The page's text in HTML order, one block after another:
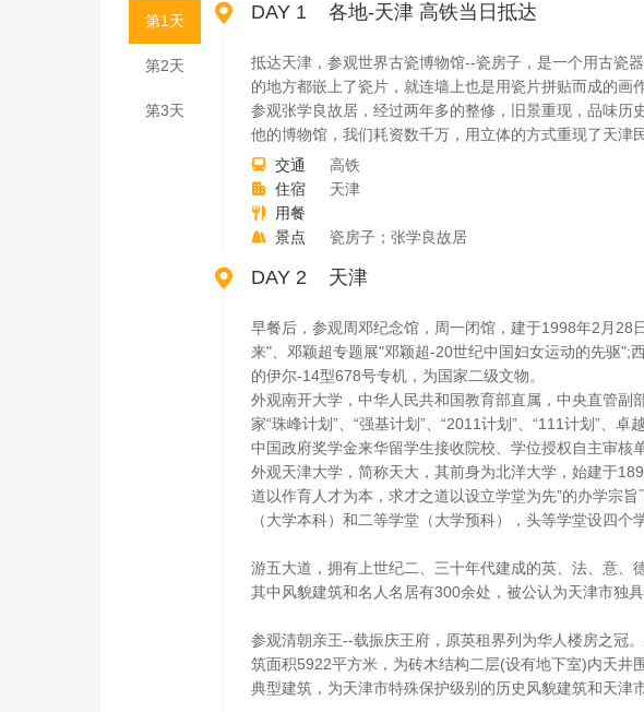
第1天
第2天
第3天
 DAY 1 各地-天津 高铁当日抵达
抵达天津，参观世界古瓷博物馆--瓷房子，是一个用古瓷
的地方都嵌上了瓷片，就连墙上也是用瓷片拼贴而成的画作
参观张学良故居，经过两年多的整修，旧景重现，品味
他的博物馆，我们耗资数千万，用立体的方式重现了天津
 交通 高铁
 住宿 天津
 用餐
 景点 瓷房子；张学良故居
 DAY 2 天津
早餐后，参观周邓纪念馆，周一闭馆，建于1998年2月28
来"、邓颖超专题展"邓颖超-20世纪中国妇女运动的先驱";
的伊尔-14型678号专机，为国家二级文物。
外观南开大学，中华人民共和国教育部直属，中央直管副
家“珠峰计划”、“强基计划”、“2011计划”、“111计划”、
中国政府奖学金来华留学生接收院校、学位授权自主审核
外观天津大学，简称天大，其前身为北洋大学，始建于
道以作育人才为本，求才之道以设立学堂为先”的办学宗
（大学本科）和二等学堂（大学预科），头等学堂设四个
游五大道，拥有上世纪二、三十年代建成的英、法、意、
其中风貌建筑和名人名居有300余处，被公认为天津市独
参观清朝亲王--载振庆王府，原英租界列为华人楼房之冠
筑面积5922平方米，为砖木结构二层(设有地下室)内天井
典型建筑，为天津市特殊保护级别的历史风貌建筑和天津